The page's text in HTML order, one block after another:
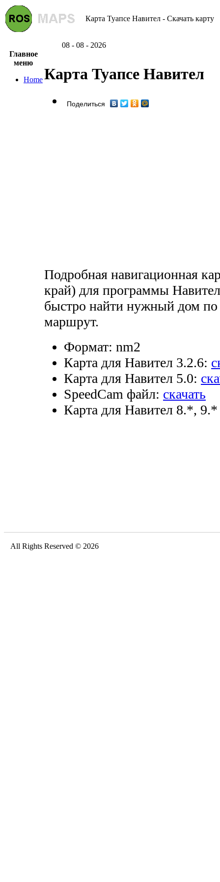
Карта Туапсе Навител - Скачать карту
08 - 08 - 2026
Главное
меню
HomeКарта Туапсе Навител
Поделиться
Подробная навигационная
край) для программы
быстро найти нужный дом по
маршрут.
Формат: nm2
Карта для Навител 3.2.6:
Карта для Навител 5.0:
SpeedCam файл: скачать
Карта для Навител 8.*,
All Rights Reserved © 2026